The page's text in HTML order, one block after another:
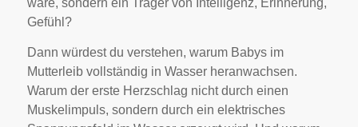
wäre, sondern ein Träger von Intelligenz, Erinnerung,
Gefühl?
Dann würdest du verstehen, warum Babys im
Mutterleib vollständig in Wasser heranwachsen.
Warum der erste Herzschlag nicht durch einen
Muskelimpuls, sondern durch ein elektrisches